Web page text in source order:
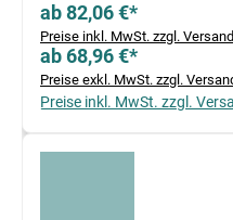
ab 82,06 €*
Preise inkl. MwSt. zzgl.
ab 68,96 €*
Preise exkl. MwSt. zzgl.
Preise inkl. MwSt. zzgl.